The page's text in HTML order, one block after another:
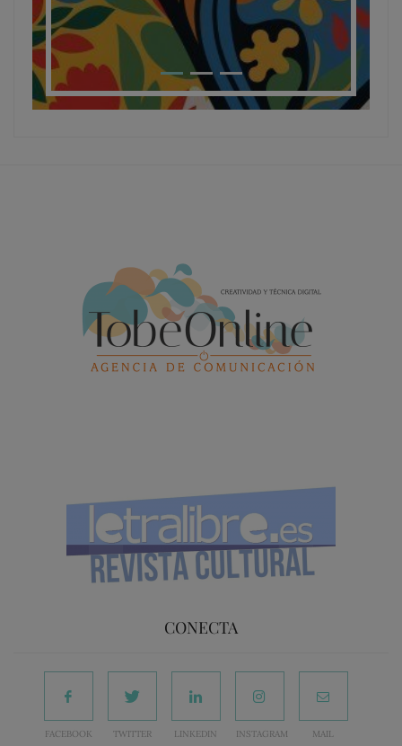
CONECTA
FACEBOOK TWITTER LINKEDIN INSTAGRAM MAIL